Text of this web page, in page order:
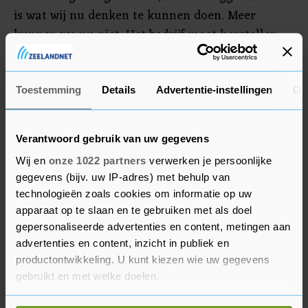
Toestemming Details Advertentie-instellingen
Verantwoord gebruik van uw gegevens
Wij en onze 1022 partners verwerken je persoonlijke
gegevens (bijv. uw IP-adres) met behulp van
technologieën zoals cookies om informatie op uw
apparaat op te slaan en te gebruiken met als doel
gepersonaliseerde advertenties en content, metingen aan
advertenties en content, inzicht in publiek en
productontwikkeling. U kunt kiezen wie uw gegevens
gebruikt en met welke doelen.
is wat wij nu denken te kunnen doen. Meer
kunnen we nu niet. Het bedrijf moet herstellen
uit de crisis." KLM zegt voor nieuwe cao-
onderhandelingen met vakbonden in gesprek te
gaan. Vanuit de bonden waren de afgelopen tijd
al "hints" dat een inflatiecorrectie nodig was, zegt
Bruggeman.
Staatssteun
KLM heeft de eerste 311 miljoen euro van de
staatssteun afgelost die de maatschappij in
coronatijd ontving, waarvan het in totaal 942
miljoen euro gebruikte. De
luchtvaartmaatschappij moet flink wat rente
betalen over de steun en medewerkers leveren